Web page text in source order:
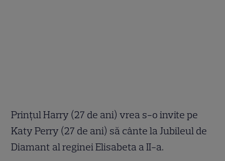
Prinţul Harry (27 de ani) vrea s-o invite pe
Katy Perry (27 de ani) să cânte la Jubileul de
Diamant al reginei Elisabeta a II-a.